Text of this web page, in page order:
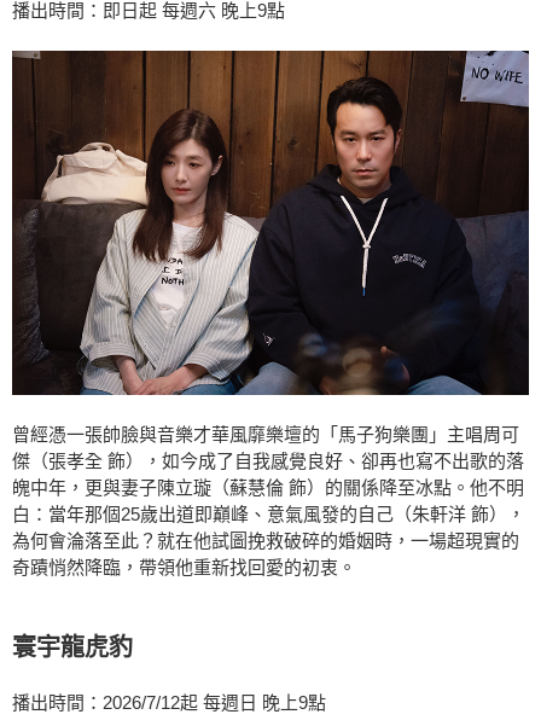
播出時間：即日起 每週六 晚上9點
曾經憑一張帥臉與音樂才華風靡樂壇的「馬子狗樂團」主唱周可
傑（張孝全 飾），如今成了自我感覺良好、卻再也寫不出歌的落
魄中年，更與妻子陳立璇（蘇慧倫 飾）的關係降至冰點。他不明
白：當年那個25歲出道即巔峰、意氣風發的自己（朱軒洋 飾），
為何會淪落至此？就在他試圖挽救破碎的婚姻時，一場超現實的
奇蹟悄然降臨，帶領他重新找回愛的初衷。
寰宇龍虎豹
播出時間：2026/7/12起 每週日 晚上9點